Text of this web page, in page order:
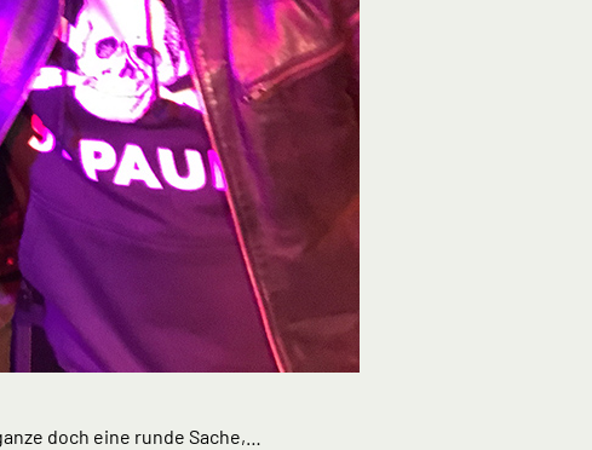
doch eine runde Sache,…